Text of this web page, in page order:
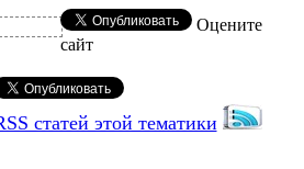
Оцените
сайт
статей этой тематики